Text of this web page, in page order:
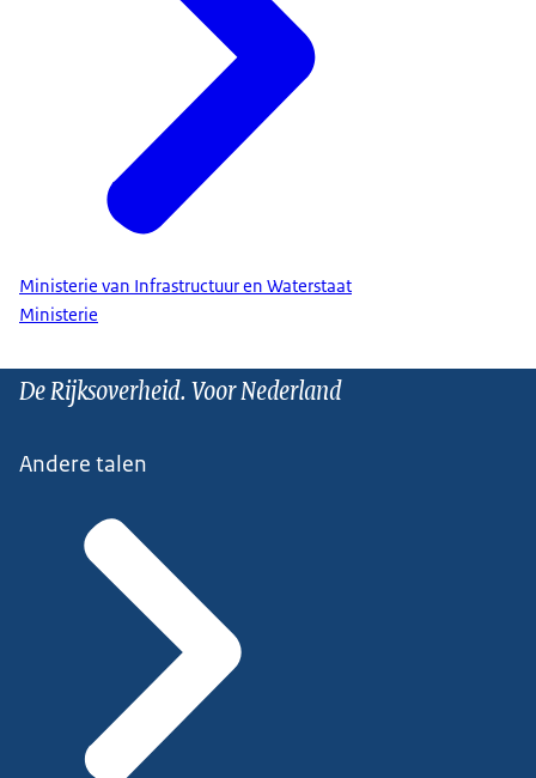
Ministerie van Infrastructuur en Waterstaat
Ministerie
De Rijksoverheid. Voor Nederland
Andere talen